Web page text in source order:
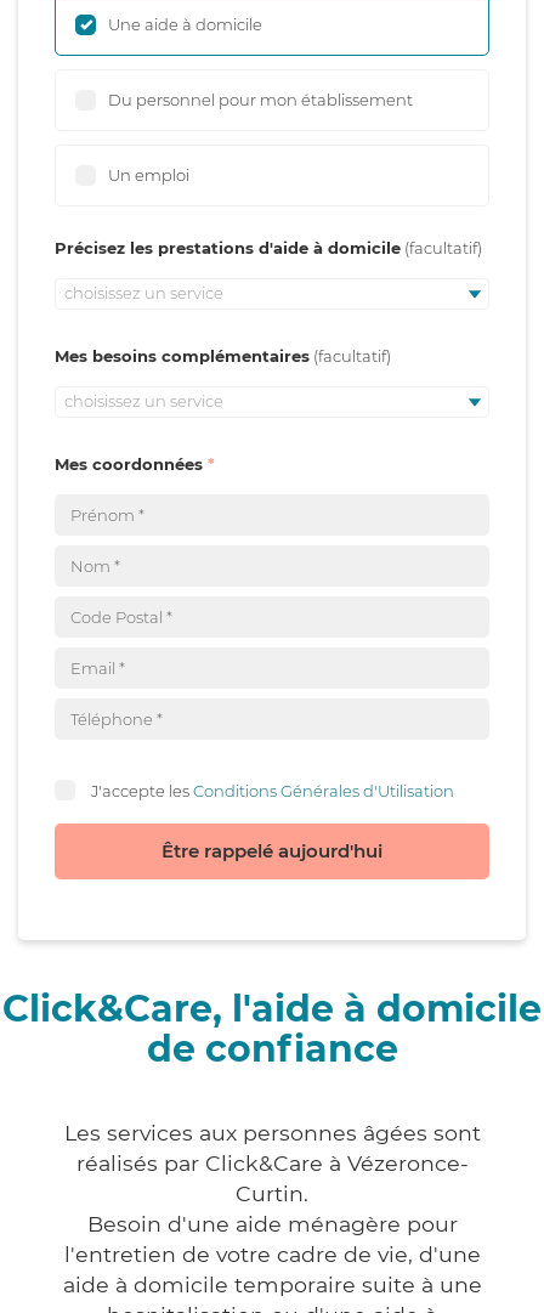
Une aide à domicile
Du personnel pour mon établissement
Un emploi
Précisez les prestations d'aide à domicile
choisissez un service
Mes besoins complémentaires
choisissez un service
Mes coordonnées
J'accepte lesConditions Générales d'Utilisation
Être rappelé aujourd'hui
Click&Care, l'aide à domicile
de confiance
Les services aux personnes âgées sont
réalisés par Click&Care à Vézeronce-
Curtin.
Besoin d'une aide ménagère pour
l'entretien de votre cadre de vie, d'une
aide à domicile temporaire suite à une